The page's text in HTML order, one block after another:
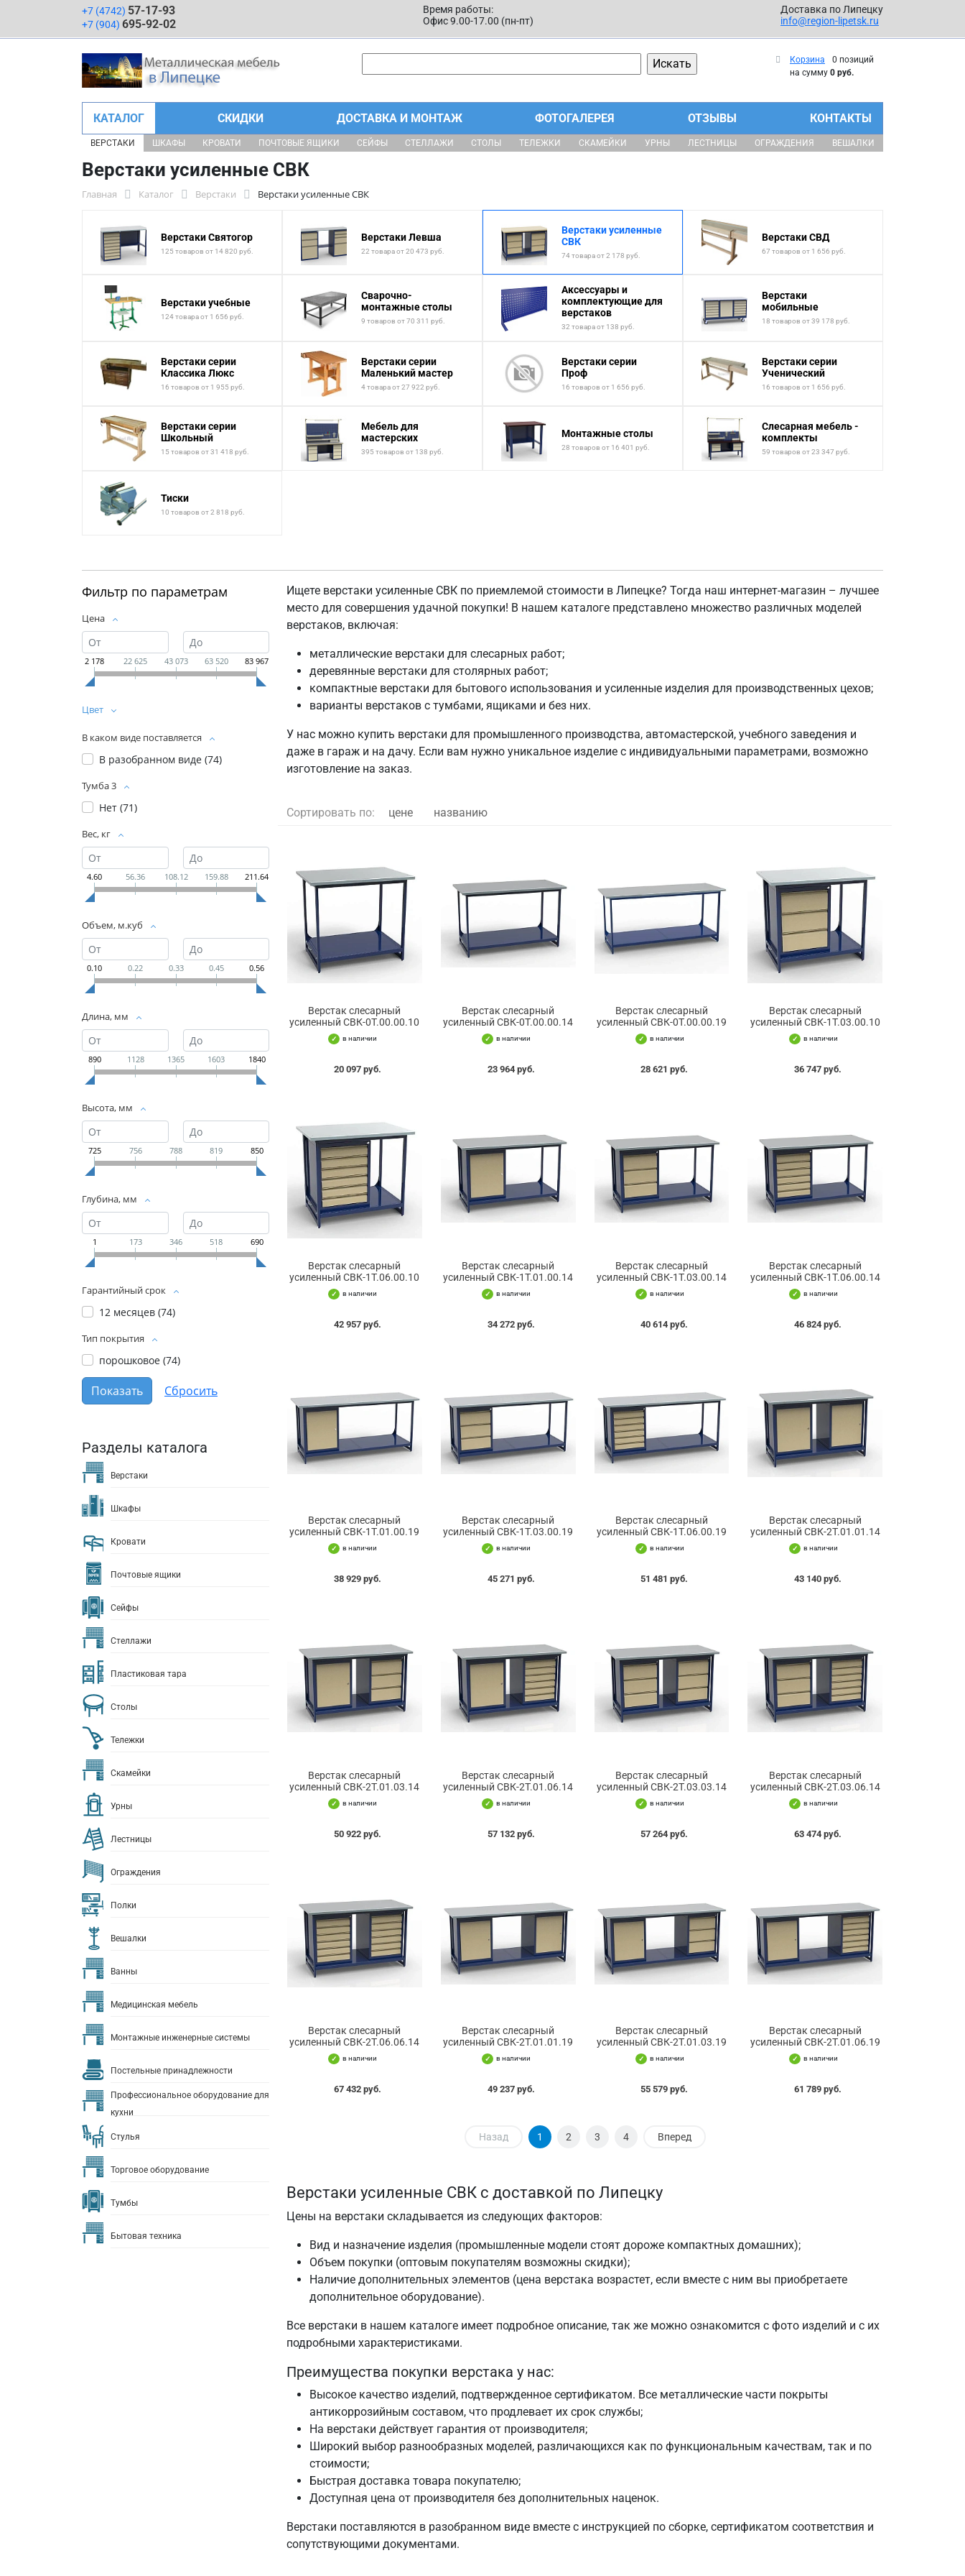
+7 (4742) 57-17-93
+7 (904) 695-92-02
Время работы:
Офис 9.00-17.00 (пн-пт)
Доставка по Липецку
info@region-lipetsk.ru
Корзина
0 позиций
на сумму 0 руб.
КАТАЛОГ СКИДКИ ДОСТАВКА И МОНТАЖ ФОТОГАЛЕРЕЯ ОТЗЫВЫ КОНТАКТЫ
ВЕРСТАКИ ШКАФЫ КРОВАТИ ПОЧТОВЫЕ ЯЩИКИ СЕЙФЫ СТЕЛЛАЖИ СТОЛЫ ТЕЛЕЖКИ СКАМЕЙКИ УРНЫ ЛЕСТНИЦЫ ОГРАЖДЕНИЯ ВЕШАЛКИ
Верстаки усиленные СВК
Главная Каталог Верстаки Верстаки усиленные СВК
Верстаки Святогор
125 товаров от 14 820 руб.
Верстаки Левша
22 товара от 20 473 руб.
Верстаки усиленные
СВК
74 товара от 2 178 руб.
Верстаки СВД
67 товаров от 1 656 руб.
Верстаки учебные
124 товара от 1 656 руб.
Сварочно-
монтажные столы
9 товаров от 70 311 руб.
Аксессуары и
комплектующие для
верстаков
32 товара от 138 руб.
Верстаки
мобильные
18 товаров от 39 178 руб.
Верстаки серии
Классика Люкс
16 товаров от 1 955 руб.
Верстаки серии
Маленький мастер
4 товара от 27 922 руб.
Верстаки серии
Проф
16 товаров от 1 656 руб.
Верстаки серии
Ученический
16 товаров от 1 656 руб.
Верстаки серии
Школьный
15 товаров от 31 418 руб.
Мебель для
мастерских
395 товаров от 138 руб.
Монтажные столы
28 товаров от 16 401 руб.
Слесарная мебель -
комплекты
59 товаров от 23 347 руб.
Тиски
10 товаров от 2 818 руб.
Фильтр по параметрам
Цена
2 178 22 625 43 073 63 520 83 967
Цвет
В каком виде поставляется
В разобранном виде (74)
Тумба 3
Нет (71)
Вес, кг
4.60 56.36 108.12 159.88 211.64
Объем, м.куб
0.10 0.22 0.33 0.45 0.56
Длина, мм
890 1128 1365 1603 1840
Высота, мм
725 756 788 819 850
Глубина, мм
1 173 346 518 690
Гарантийный срок
12 месяцев (74)
Тип покрытия
порошковое (74)
Разделы каталога
Верстаки
Шкафы
Кровати
Почтовые ящики
Сейфы
Стеллажи
Пластиковая тара
Столы
Тележки
Скамейки
Урны
Лестницы
Ограждения
Полки
Вешалки
Ванны
Медицинская мебель
Монтажные инженерные системы
Постельные принадлежности
Профессиональное оборудование для
кухни
Стулья
Торговое оборудование
Тумбы
Бытовая техника
Ищете верстаки усиленные СВК по приемлемой стоимости в Липецке? Тогда наш интернет-магазин – лучшее
место для совершения удачной покупки! В нашем каталоге представлено множество различных моделей
верстаков, включая:
металлические верстаки для слесарных работ;
деревянные верстаки для столярных работ;
компактные верстаки для бытового использования и усиленные изделия для производственных цехов;
варианты верстаков с тумбами, ящиками и без них.
У нас можно купить верстаки для промышленного производства, автомастерской, учебного заведения и
даже в гараж и на дачу. Если вам нужно уникальное изделие с индивидуальными параметрами, возможно
изготовление на заказ.
Сортировать по: цене названию
Верстак слесарный
усиленный СВК-0Т.00.00.10
в наличии
20 097 руб.
Верстак слесарный
усиленный СВК-0Т.00.00.14
в наличии
23 964 руб.
Верстак слесарный
усиленный СВК-0Т.00.00.19
в наличии
28 621 руб.
Верстак слесарный
усиленный СВК-1Т.03.00.10
в наличии
36 747 руб.
Верстак слесарный
усиленный СВК-1Т.06.00.10
в наличии
42 957 руб.
Верстак слесарный
усиленный СВК-1Т.01.00.14
в наличии
34 272 руб.
Верстак слесарный
усиленный СВК-1Т.03.00.14
в наличии
40 614 руб.
Верстак слесарный
усиленный СВК-1Т.06.00.14
в наличии
46 824 руб.
Верстак слесарный
усиленный СВК-1Т.01.00.19
в наличии
38 929 руб.
Верстак слесарный
усиленный СВК-1Т.03.00.19
в наличии
45 271 руб.
Верстак слесарный
усиленный СВК-1Т.06.00.19
в наличии
51 481 руб.
Верстак слесарный
усиленный СВК-2Т.01.01.14
в наличии
43 140 руб.
Верстак слесарный
усиленный СВК-2Т.01.03.14
в наличии
50 922 руб.
Верстак слесарный
усиленный СВК-2Т.01.06.14
в наличии
57 132 руб.
Верстак слесарный
усиленный СВК-2Т.03.03.14
в наличии
57 264 руб.
Верстак слесарный
усиленный СВК-2Т.03.06.14
в наличии
63 474 руб.
Верстак слесарный
усиленный СВК-2Т.06.06.14
в наличии
67 432 руб.
Верстак слесарный
усиленный СВК-2Т.01.01.19
в наличии
49 237 руб.
Верстак слесарный
усиленный СВК-2Т.01.03.19
в наличии
55 579 руб.
Верстак слесарный
усиленный СВК-2Т.01.06.19
в наличии
61 789 руб.
Назад 1 2 3 4 Вперед
Верстаки усиленные СВК с доставкой по Липецку
Цены на верстаки складывается из следующих факторов:
Вид и назначение изделия (промышленные модели стоят дороже компактных домашних);
Объем покупки (оптовым покупателям возможны скидки);
Наличие дополнительных элементов (цена верстака возрастет, если вместе с ним вы приобретаете
дополнительное оборудование).
Все верстаки в нашем каталоге имеет подробное описание, так же можно ознакомится с фото изделий и с их
подробными характеристиками.
Преимущества покупки верстака у нас:
Высокое качество изделий, подтвержденное сертификатом. Все металлические части покрыты
антикоррозийным составом, что продлевает их срок службы;
На верстаки действует гарантия от производителя;
Широкий выбор разнообразных моделей, различающихся как по функциональным качествам, так и по
стоимости;
Быстрая доставка товара покупателю;
Доступная цена от производителя без дополнительных наценок.
Верстаки поставляются в разобранном виде вместе с инструкцией по сборке, сертификатом соответствия и
сопутствующими документами.